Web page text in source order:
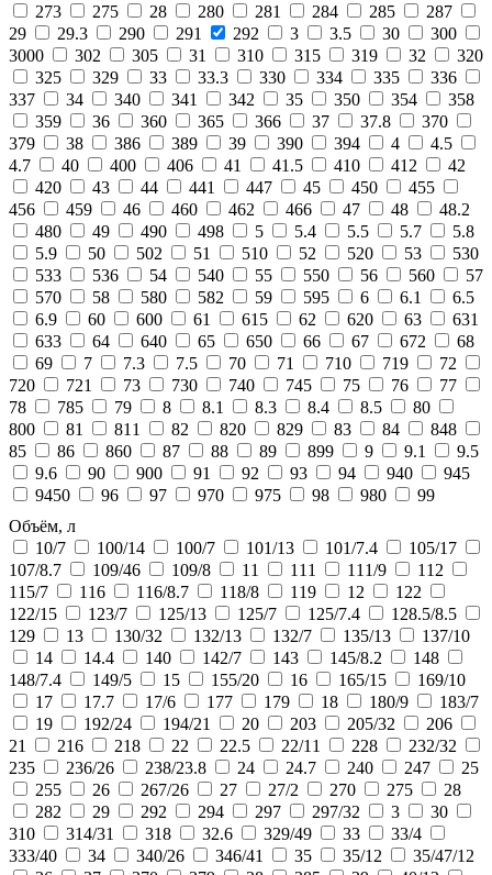
273
275 28 280 281 284 285
287
29
29.3 290 291 292 3 3.5 30
300
3000
302 305 31 310 315 319 32
320
325
329 33 33.3 330 334 335
336
337
34 340 341 342 35 350 354
358
359
36 360 365 366 37 37.8
370
379
38 386 389 39 390 394 4
4.5
4.7
40 400 406 41 41.5 410 412
42
420
43 44 441 447 45 450
455
456
459 46 460 462 466 47 48
48.2
480
49 490 498 5 5.4 5.5 5.7
5.8
5.9
50 502 51 510 52 520 53
530
533
536 54 540 55 550 56 560
57
570
58 580 582 59 595 6 6.1
6.5
6.9
60 600 61 615 62 620 63
631
633
64 640 65 650 66 67 672
68
69
7 7.3 7.5 70 71 710 719
72
720
721 73 730 740 745 75 76
77
78
785 79 8 8.1 8.3 8.4 8.5
80
800
81 811 82 820 829 83 84
848
85
86 860 87 88 89 899 9 9.1
9.5
9.6
90 900 91 92 93 94 940
945
9450
96 97 970 975 98 980
99
Объём, л
10/7
100/14 100/7 101/13 101/7.4
105/17
107/8.7
109/46 109/8 11 111 111/9
112
115/7
116 116/8.7 118/8 119 12
122
122/15
123/7 125/13 125/7 125/7.4
128.5/8.5
129
13 130/32 132/13 132/7 135/13
137/10
14
14.4 140 142/7 143 145/8.2
148
148/7.4
149/5 15 155/20 16 165/15
169/10
17
17.7 17/6 177 179 18 180/9
183/7
19
192/24 194/21 20 203 205/32
206
21
216 218 22 22.5 22/11 228
232/32
235
236/26 238/23.8 24 24.7 240 247
25
255
26 267/26 27 27/2 270 275
28
282
29 292 294 297 297/32 3
30
310
314/31 318 32.6 329/49 33
33/4
333/40
34 340/26 346/41 35 35/12
35/47/12